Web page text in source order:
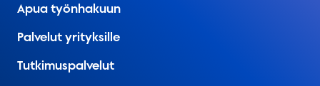
Apua työnhakuun
Palvelut yrityksille
Tutkimuspalvelut